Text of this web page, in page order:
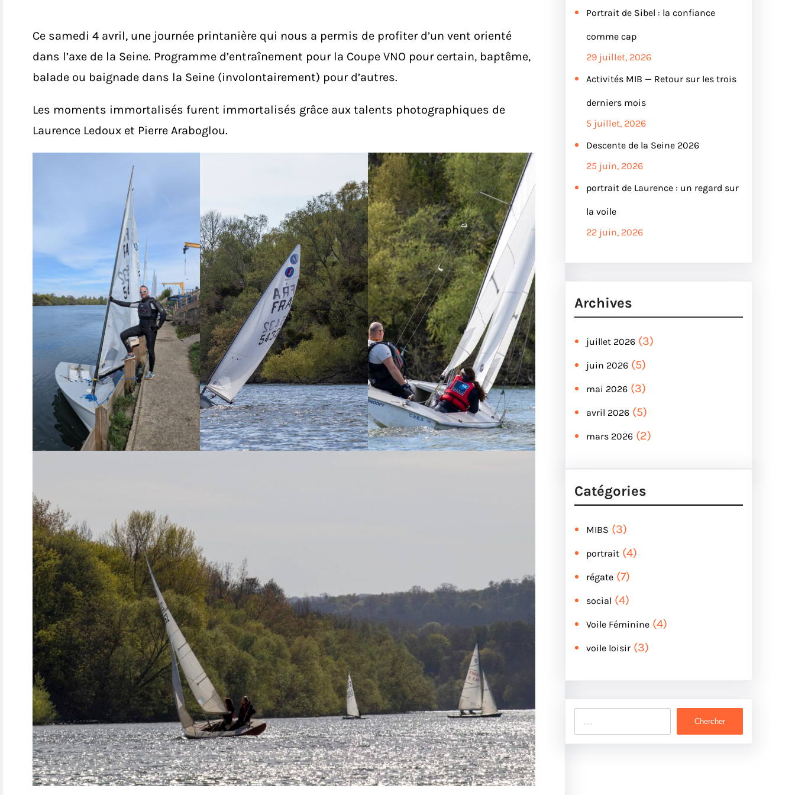
Ce samedi 4 avril, une journée printanière qui nous a permis de profiter d’un vent orienté
dans l’axe de la Seine. Programme d’entraînement pour la Coupe VNO pour certain, baptême,
balade ou baignade dans la Seine (involontairement) pour d’autres.
Les moments immortalisés furent immortalisés grâce aux talents photographiques de
Laurence Ledoux et Pierre Araboglou.
Portrait de Sibel : la confiance
comme cap
29 juillet, 2026
Activités MIB — Retour sur les trois
derniers mois
5 juillet, 2026
Descente de la Seine 2026
25 juin, 2026
portrait de Laurence : un regard sur
la voile
22 juin, 2026
Archives
juillet 2026 (3)
juin 2026 (5)
mai 2026 (3)
avril 2026 (5)
mars 2026 (2)
Catégories
MIBS (3)
portrait (4)
régate (7)
social (4)
Voile Féminine (4)
voile loisir (3)
e
Chercher